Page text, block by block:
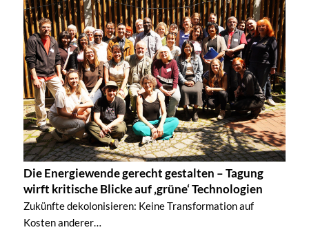
Die Energiewende gerecht gestalten – Tagung
wirft kritische Blicke auf ‚grüne‘ Technologien
Zukünfte dekolonisieren: Keine Transformation auf
Kosten anderer…